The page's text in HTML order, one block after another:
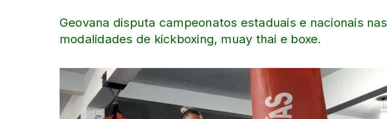
Geovana disputa campeonatos estaduais e nacionais nas
modalidades de kickboxing, muay thai e boxe.